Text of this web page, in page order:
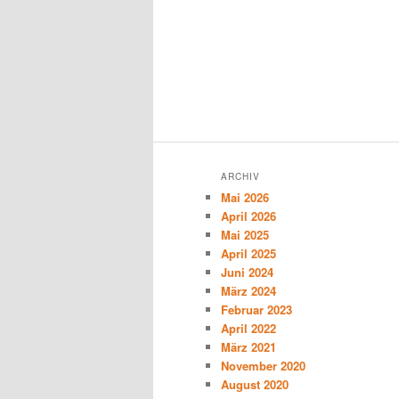
ARCHIV
Mai 2026
April 2026
Mai 2025
April 2025
Juni 2024
März 2024
Februar 2023
April 2022
März 2021
November 2020
August 2020